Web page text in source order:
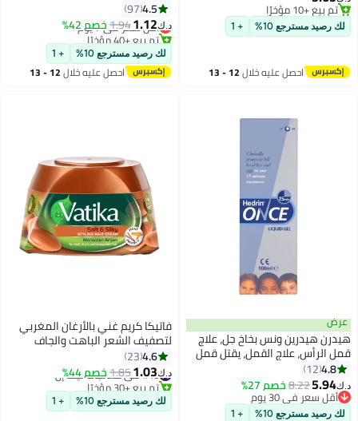
تم بيع +10 مؤخرًا
تم بيع +10 مؤخرًا
لك رصيد مسترجع 10% + 1
احصل عليه خلال 12 - 13
275ملليلتر4.5
97
د.ك‏1.12
1.94خصم 42%أقل سعر في 7 يوم
تم بيع +40 مؤخرًا
أقل سعر في 7 يوم
لك رصيد مسترجع 10% + 1
احصل عليه خلال 12 - 13
عرض
هيدرن هيدرين ونس بخاخ جل، علاج
قمل الرأس، علاج القمل، يقتل قمل
مل
4.8
12
د.ك‏5.94
8.22خصم 27%
أقل سعر في 30 يوم
أقل سعر في 30 يوم
لك رصيد مسترجع 10% + 1
فاتيكا كريم غني بالأرغان المغربي
لتصفيف الشعر الباهت والجاف
والمتشابك لشعر ناعم وحريري
210ملليلتر
4.6
23
د.ك‏1.03
1.85خصم 44% #46 في معالجات ليف إن
تم بيع +30 مؤخرًا
#46 في معالجات ليف إن
لك رصيد مسترجع 10% + 1